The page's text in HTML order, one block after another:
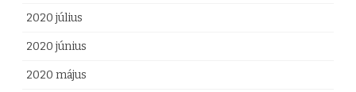
2020 július
2020 június
2020 május